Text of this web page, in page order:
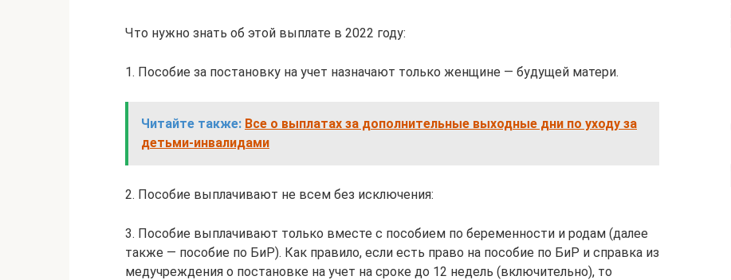
Что нужно знать об этой выплате в 2022 году:
1. Пособие за постановку на учет назначают только женщине — будущей матери.
Читайте также: Все о выплатах за дополнительные выходные дни по уходу за
детьми-инвалидами
2. Пособие выплачивают не всем без исключения:
3. Пособие выплачивают только вместе с пособием по беременности и родам (далее
также — пособие по БиР). Как правило, если есть право на пособие по БиР и справка из
медучреждения о постановке на учет на сроке до 12 недель (включительно), то